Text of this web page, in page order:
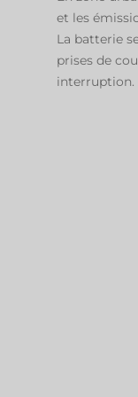
et les
La batterie
prises de
interruption.